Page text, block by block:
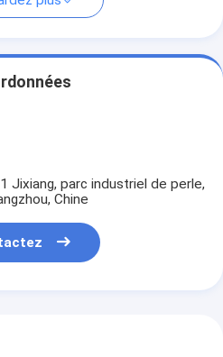
Jixiang, parc industriel de perle,
Chine